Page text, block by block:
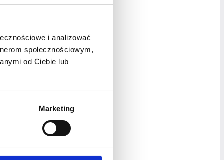
i analizować
społecznościowym,
od Ciebie lub
Marketing
swojego
jako